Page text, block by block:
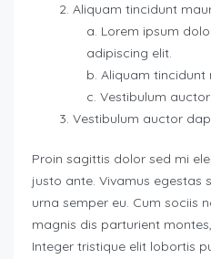
Aliquam tincidunt
Lorem ipsum
adipiscing elit.
Aliquam tincidunt
Vestibulum
Vestibulum auctor
Proin sagittis dolor sed mi
justo ante. Vivamus egestas
urna semper eu. Cum sociis
magnis dis parturient
Integer tristique elit lobortis